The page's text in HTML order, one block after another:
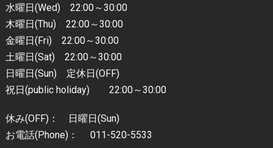
水曜日(Wed) 22:00～30:00
木曜日(Thu) 22:00～30:00
金曜日(Fri) 22:00～30:00
土曜日(Sat) 22:00～30:00
日曜日(Sun) 定休日(OFF)
祝日(public holiday) 22:00～30:00
休み(OFF)： 日曜日(Sun)
お電話(Phone)： 011-520-5533